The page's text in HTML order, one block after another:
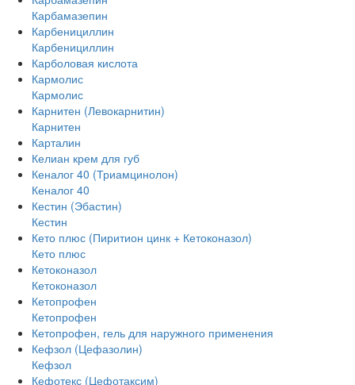
Карбамазепин
Карбенициллин
Карбенициллин
Карболовая кислота
Кармолис
Кармолис
Карнитен (Левокарнитин)
Карнитен
Карталин
Келиан крем для губ
Кеналог 40 (Триамцинолон)
Кеналог 40
Кестин (Эбастин)
Кестин
Кето плюс (Пиритион цинк + Кетоконазол)
Кето плюс
Кетоконазол
Кетоконазол
Кетопрофен
Кетопрофен
Кетопрофен, гель для наружного применения
Кефзол (Цефазолин)
Кефзол
Кефотекс (Цефотаксим)